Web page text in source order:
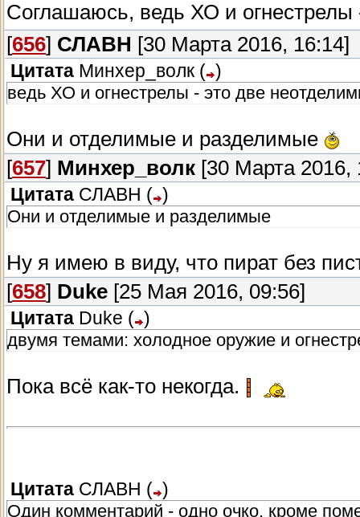
Соглашаюсь, ведь ХО и
[656] СЛАВН [30 Марта 2016, 16:14]
Цитата Минхер_волк ( )
ведь ХО и огнестрелы - это две
Они и отделимые и разделимые
[657] Минхер_волк [30 Марта 2016,
Цитата СЛАВН ( )
Они и отделимые и разделимые
Ну я имею в виду, что пират без
[658] Duke [25 Мая 2016, 09:56]
Цитата Duke ( )
двумя темами: холодное оружие и
Пока всё как-то некогда.
Цитата СЛАВН ( )
Один комментарий - одно очко, кроме